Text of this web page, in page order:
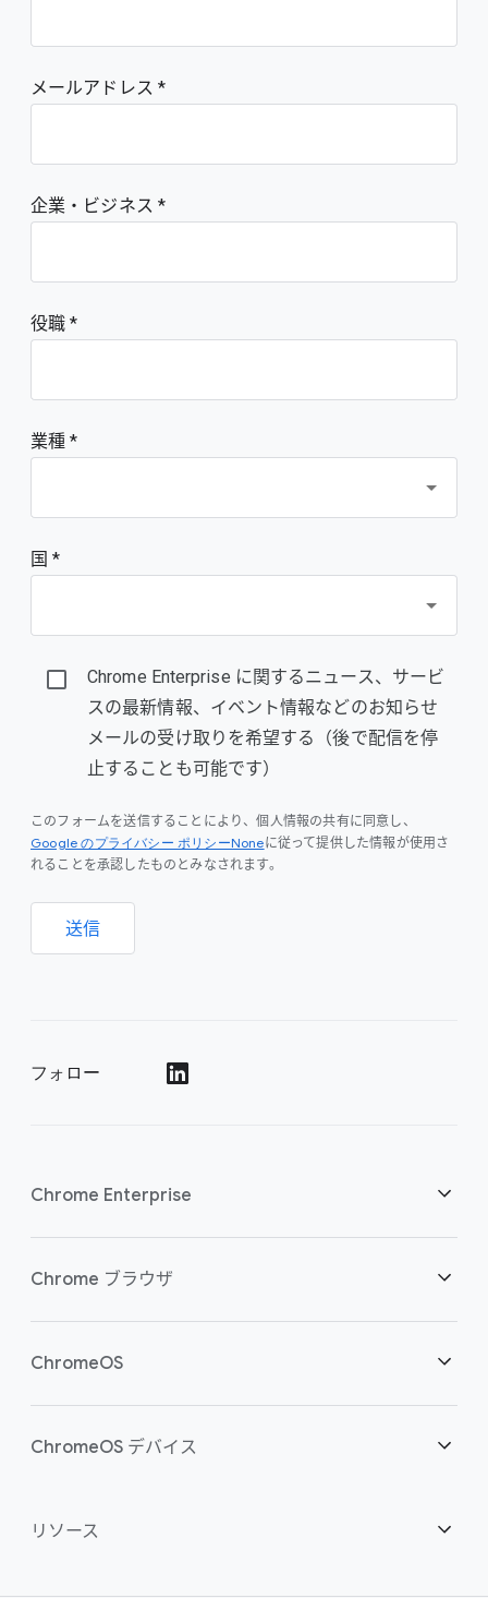
メールアドレス
企業・ビジネス
役職
業種 *
国 *
Chrome Enterprise に関するニュース、サービ
スの最新情報、イベント情報などのお知らせ
メールの受け取りを希望する（後で配信を停
止することも可能です）
このフォームを送信することにより、個人情報の共有に同意し、
Google のプライバシー ポリシーNoneに従って提供した情報が使用さ
れることを承認したものとみなされます。
送信
フォロー
Chrome Enterprise
セキュリティ
Chrome ブラウザ
概要
ChromeOS
概要
ChromeOS デバイス
概要
リソース